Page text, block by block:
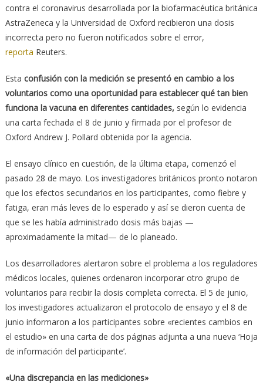
contra el coronavirus desarrollada por la biofarmacéutica británica
AstraZeneca y la Universidad de Oxford recibieron una dosis
incorrecta pero no fueron notificados sobre el error,
reporta Reuters.
Esta confusión con la medición se presentó en cambio a los
voluntarios como una oportunidad para establecer qué tan bien
funciona la vacuna en diferentes cantidades, según lo evidencia
una carta fechada el 8 de junio y firmada por el profesor de
Oxford Andrew J. Pollard obtenida por la agencia.
El ensayo clínico en cuestión, de la última etapa, comenzó el
pasado 28 de mayo. Los investigadores británicos pronto notaron
que los efectos secundarios en los participantes, como fiebre y
fatiga, eran más leves de lo esperado y así se dieron cuenta de
que se les había administrado dosis más bajas —
aproximadamente la mitad— de lo planeado.
Los desarrolladores alertaron sobre el problema a los reguladores
médicos locales, quienes ordenaron incorporar otro grupo de
voluntarios para recibir la dosis completa correcta. El 5 de junio,
los investigadores actualizaron el protocolo de ensayo y el 8 de
junio informaron a los participantes sobre «recientes cambios en
el estudio» en una carta de dos páginas adjunta a una nueva ‘Hoja
de información del participante’.
«Una discrepancia en las mediciones»